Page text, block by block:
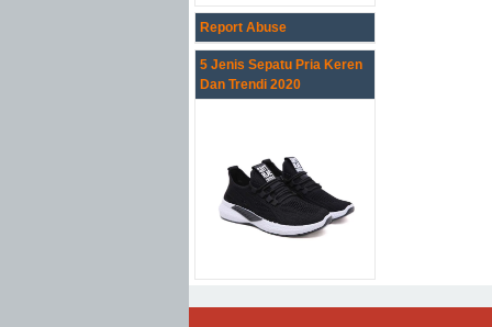
Report Abuse
5 Jenis Sepatu Pria Keren
Dan Trendi 2020